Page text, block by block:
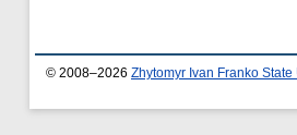
© 2008–2026 Zhytomyr Ivan Franko State